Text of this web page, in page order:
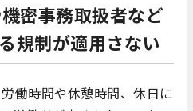
密事務取扱者など
規制が適用さない
働時間や休憩時間、休日に